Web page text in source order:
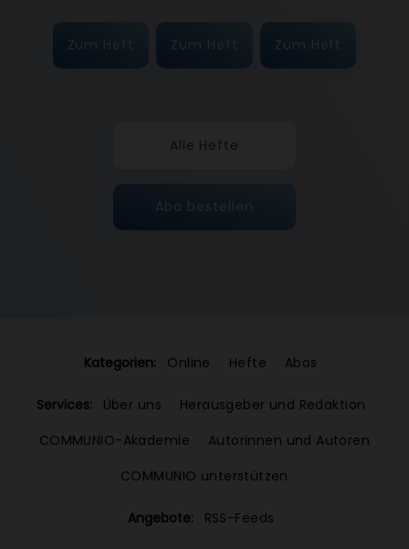
Zum Heft Zum Heft Zum Heft
Alle Hefte
Abo bestellen
Kategorien: Online Hefte Abos
Services: Über uns
Herausgeber und Redaktion
COMMUNIO-Akademie
Autorinnen und Autoren
COMMUNIO unterstützen
Angebote: RSS-Feeds